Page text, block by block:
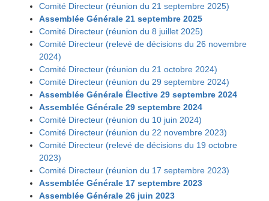
Comité Directeur (réunion du 21 septembre 2025)
Assemblée Générale 21 septembre 2025
Comité Directeur (réunion du 8 juillet 2025)
Comité Directeur (relevé de décisions du 26 novembre
2024)
Comité Directeur (réunion du 21 octobre 2024)
Comité Directeur (réunion du 29 septembre 2024)
Assemblée Générale Élective 29 septembre 2024
Assemblée Générale 29 septembre 2024
Comité Directeur (réunion du 10 juin 2024)
Comité Directeur (réunion du 22 novembre 2023)
Comité Directeur (relevé de décisions du 19 octobre
2023)
Comité Directeur (réunion du 17 septembre 2023)
Assemblée Générale 17 septembre 2023
Assemblée Générale 26 juin 2023